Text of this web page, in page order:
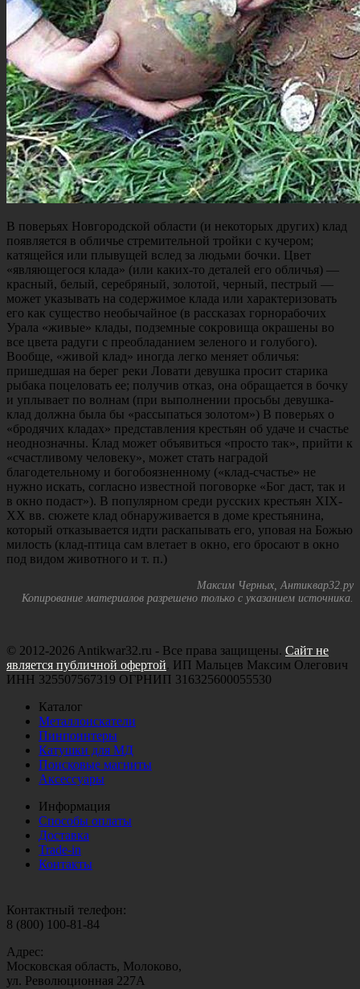
В поверьях Новгородской области (и некоторых других) клад
появляется в обличье стремительной тройки с кучером;
катящейся или плывущей вслед за людьми бочки. Цвет
«являющегося клада» (или каких-то деталей его обличья) —
красный, белый, серебряный, золотой, черный, пестрый —
может указывать на содержимое клада или характеризовать
его как существо необычайное (в рассказах горнорабочих
Урала «живые» клады, подземные сокровища окрашены во
все цвета радуги с преобладанием зеленого и голубого).
Вообще, «живой клад» иногда легко меняет обличья:
пришедшая на берег реки Ловати девушка просит старика
рыбака поцеловать ее; получив отказ, она обращается в бочку
и уплывает по волнам (при выполнении просьбы девушка-
клад должна была бы «рассыпаться золотом») В поверьях о
«бродячих кладах» представления крестьян об удаче и счастье
неоднозначны. Клад может объявиться «просто так», прийти к
«счастливому человеку», может стать наградой
благодетельному и богобоязненному («клад-счастье» не
нужно искать, согласно известной поговорке «Бог даст, так и
в окно подаст»). В популярном среди русских крестьян XIX-
XX вв. сюжете клад обнаруживается в доме крестьянина,
который отказывается идти раскапывать его, уповая на Божью
милость (клад-птица сам влетает в окно, его бросают в окно
под видом животного и т. п.)
Максим Черных, Антиквар32.ру
Копирование материалов разрешено только с указанием источника.
© 2012-2026 Antikwar32.ru - Все права защищены. Сайт не
является публичной офертой. ИП Мальцев Максим Олегович
ИНН 325507567319 ОГРНИП 316325600055530
Каталог
Металлоискатели
Пинпоинтеры
Катушки для МД
Поисковые магниты
Аксессуары
Информация
Способы оплаты
Доставка
Trade-in
Контакты
Контактный телефон:
8 (800) 100-81-84
Адрес:
Московская область, Молоково,
ул. Революционная 227А